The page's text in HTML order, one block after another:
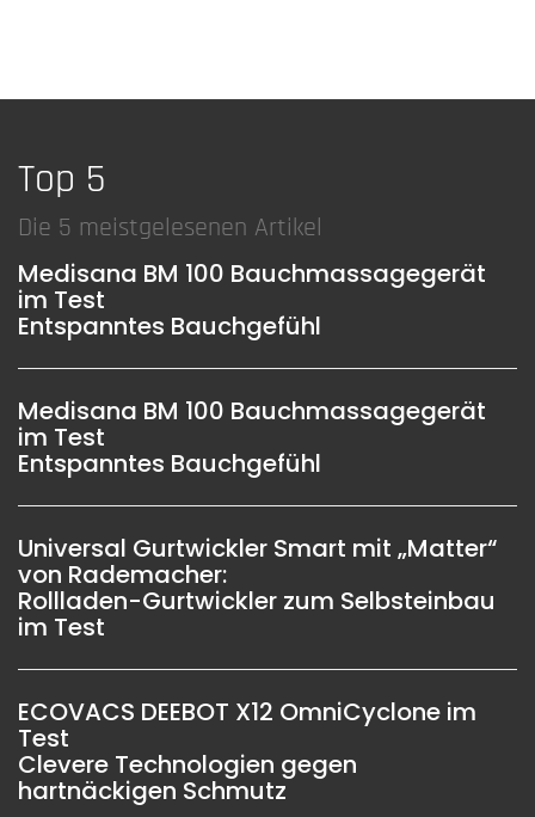
Top 5
Die 5 meistgelesenen Artikel
Medisana BM 100 Bauchmassagegerät
im Test
Entspanntes Bauchgefühl
Medisana BM 100 Bauchmassagegerät
im Test
Entspanntes Bauchgefühl
Universal Gurtwickler Smart mit „Matter“
von Rademacher:
Rollladen-Gurtwickler zum Selbsteinbau
im Test
ECOVACS DEEBOT X12 OmniCyclone im
Test
Clevere Technologien gegen
hartnäckigen Schmutz